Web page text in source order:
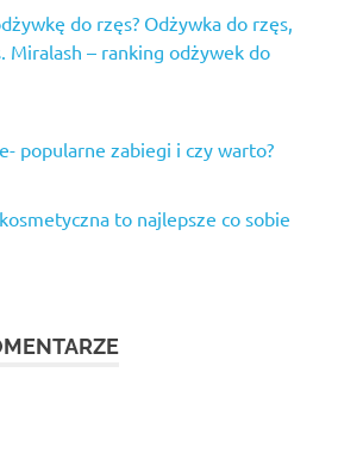
do rzęs? Odżywka do rzęs,
Miralash – ranking odżywek do
popularne zabiegi i czy warto?
to najlepsze co sobie